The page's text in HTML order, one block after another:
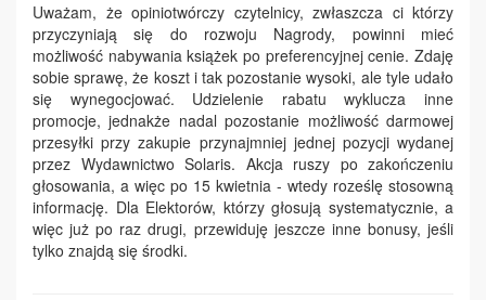
Uważam, że opiniotwórczy czytelnicy, zwłaszcza ci którzy
przyczyniają się do rozwoju Nagrody, powinni mieć
możliwość nabywania książek po preferencyjnej cenie. Zdaję
sobie sprawę, że koszt i tak pozostanie wysoki, ale tyle udało
się wynegocjować. Udzielenie rabatu wyklucza inne
promocje, jednakże nadal pozostanie możliwość darmowej
przesyłki przy zakupie przynajmniej jednej pozycji wydanej
przez Wydawnictwo Solaris. Akcja ruszy po zakończeniu
głosowania, a więc po 15 kwietnia - wtedy roześlę stosowną
informację. Dla Elektorów, którzy głosują systematycznie, a
więc już po raz drugi, przewiduję jeszcze inne bonusy, jeśli
tylko znajdą się środki.